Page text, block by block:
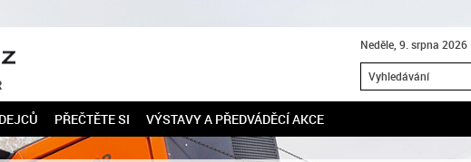
Neděle, 9. srpna 2026
PŘEČTĚTE SI VÝSTAVY A PŘEDVÁDĚCÍ AKCE